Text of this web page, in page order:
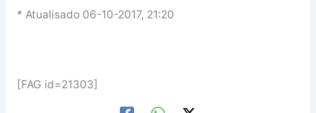
* Atualisado 06-10-2017, 21:20
[FAG id=21303]